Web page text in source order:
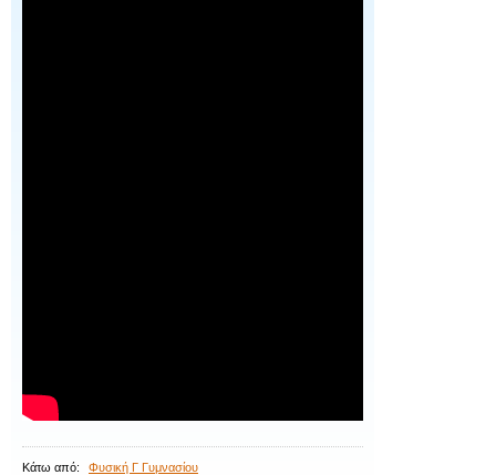
Κάτω από: Φυσική Γ Γυμνασίου